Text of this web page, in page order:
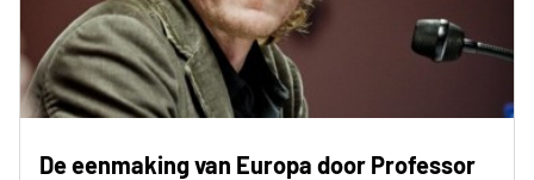
De eenmaking van Europa door Professor